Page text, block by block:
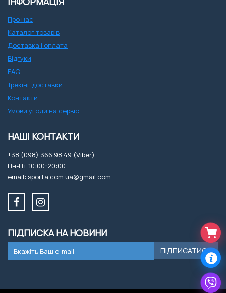
Про нас
Каталог товарів
Доставка і оплата
Відгуки
FAQ
Трекінг доставки
Контакти
Умови угоди на сервіс
НАШІ КОНТАКТИ
+38 (098) 366 98 49 (Viber)
Пн-Пт 10:00-20:00
email: sporta.com.ua@gmail.com
ПІДПИСКА НА НОВИНИ
ПІДПИСАТИСЯ